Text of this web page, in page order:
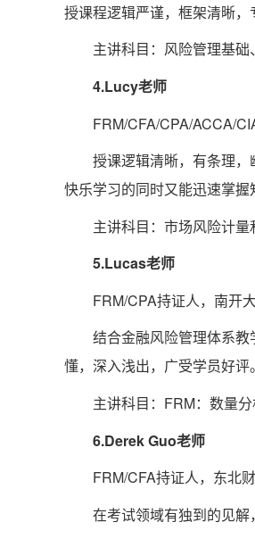
授课程逻辑严谨，框架清晰，
主讲科目：风险管理基
4.Lucy老师
FRM/CFA/CPA/ACCA/
授课逻辑清晰，有条理
快乐学习的同时又能迅速掌握
主讲科目：市场风险计量
5.Lucas老师
FRM/CPA持证人，南开大
结合金融风险管理体系
懂，深入浅出，广受学员好评。
主讲科目：FRM：数量
6.Derek Guo老师
FRM/CFA持证人，东北
在考试领域有独到的见解